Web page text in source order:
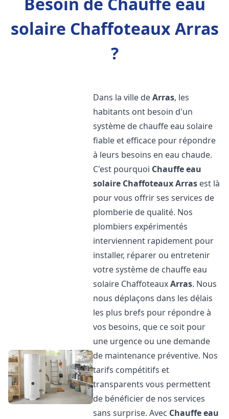
solaire Chaffoteaux Arras
?
Dans la ville deArras, les
habitants ont besoin d'un
système de chauffe eau solaire
fiable et efficace pour répondre
à leurs besoins en eau chaude.
C'est pourquoi Chauffe eau
solaire ChaffoteauxArras est là
pour vous offrir ses services de
plomberie de qualité. Nos
plombiers expérimentés
interviennent rapidement pour
installer, réparer ou entretenir
votre système de chauffe eau
solaire ChaffoteauxArras. Nous
nous déplaçons dans les délais
les plus brefs pour répondre à
vos besoins, que ce soit pour
une urgence ou une demande
de maintenance préventive. Nos
tarifs compétitifs et
transparents vous permettent
de bénéficier de nos services
sans surprise. Avec Chauffe eau